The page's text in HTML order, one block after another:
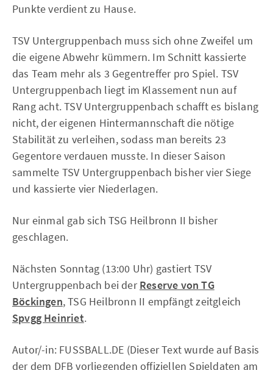
Punkte verdient zu Hause.
TSV Untergruppenbach muss sich ohne Zweifel um
die eigene Abwehr kümmern. Im Schnitt kassierte
das Team mehr als 3 Gegentreffer pro Spiel. TSV
Untergruppenbach liegt im Klassement nun auf
Rang acht. TSV Untergruppenbach schafft es bislang
nicht, der eigenen Hintermannschaft die nötige
Stabilität zu verleihen, sodass man bereits 23
Gegentore verdauen musste. In dieser Saison
sammelte TSV Untergruppenbach bisher vier Siege
und kassierte vier Niederlagen.
Nur einmal gab sich TSG Heilbronn II bisher
geschlagen.
Nächsten Sonntag (13:00 Uhr) gastiert TSV
Untergruppenbach bei derReserve von TG
Böckingen, TSG Heilbronn II empfängt zeitgleich
Spvgg Heinriet.
Autor/-in: FUSSBALL.DE (Dieser Text wurde auf Basis
der dem DFB vorliegenden offiziellen Spieldaten am